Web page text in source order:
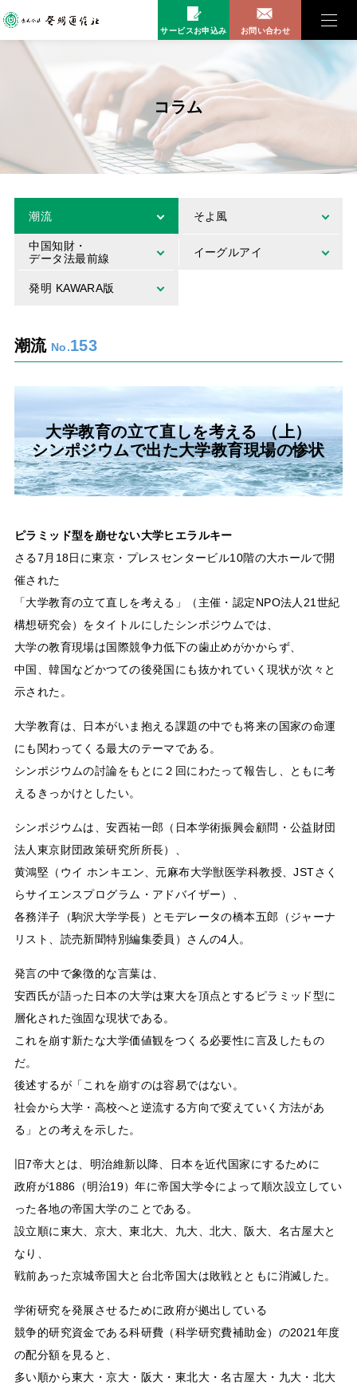
サービスお申込み お問い合わせ
コラム
潮流 そよ風
中国知財・
データ法最前線
イーグルアイ
発明 KAWARA版
潮流 153
大学教育の立て直しを考える （上）
シンポジウムで出た大学教育現場の惨状
ピラミッド型を崩せない大学ヒエラルキー
さる7月18日に東京・プレスセンタービル10階の大ホールで開
催された
「大学教育の立て直しを考える」（主催・認定NPO法人21世紀
構想研究会）をタイトルにしたシンポジウムでは、
大学の教育現場は国際競争力低下の歯止めがかからず、
中国、韓国などかつての後発国にも抜かれていく現状が次々と
示された。
大学教育は、日本がいま抱える課題の中でも将来の国家の命運
にも関わってくる最大のテーマである。
シンポジウムの討論をもとに２回にわたって報告し、ともに考
えるきっかけとしたい。
シンポジウムは、安西祐一郎（日本学術振興会顧問・公益財団
法人東京財団政策研究所所長）、
黄鴻堅（ウイ ホンキエン、元麻布大学獣医学科教授、JSTさく
らサイエンスプログラム・アドバイザー）、
各務洋子（駒沢大学学長）とモデレータの橋本五郎（ジャーナ
リスト、読売新聞特別編集委員）さんの4人。
発言の中で象徴的な言葉は、
安西氏が語った日本の大学は東大を頂点とするピラミッド型に
層化された強固な現状である。
これを崩す新たな大学価値観をつくる必要性に言及したもの
だ。
後述するが「これを崩すのは容易ではない。
社会から大学・高校へと逆流する方向で変えていく方法があ
る」との考えを示した。
旧7帝大とは、明治維新以降、日本を近代国家にするために
政府が1886（明治19）年に帝国大学令によって順次設立してい
った各地の帝国大学のことである。
設立順に東大、京大、東北大、九大、北大、阪大、名古屋大と
なり、
戦前あった京城帝国大と台北帝国大は敗戦とともに消滅した。
学術研究を発展させるために政府が拠出している
競争的研究資金である科研費（科学研究費補助金）の2021年度
の配分額を見ると、
多い順から東大・京大・阪大・東北大・名古屋大・九大・北大